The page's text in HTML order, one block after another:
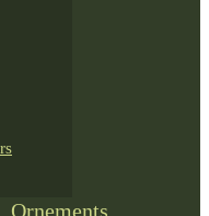
Ornements